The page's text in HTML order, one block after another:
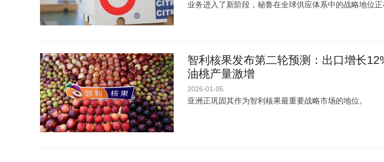
业务进入了新阶段，秘鲁在全球供应体系中的战略地位正
智利核果发布第二轮预测：出口增长
油桃产量激增
2026-01-05
亚洲正巩固其作为智利核果最重要战略市场的地位。